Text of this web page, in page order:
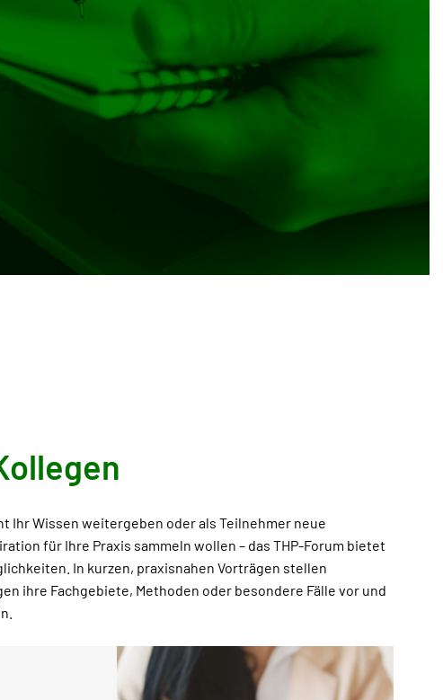
Ihr Wissen weitergeben oder als Teilnehmer neue
für Ihre Praxis sammeln wollen – das THP-Forum bietet
In kurzen, praxisnahen Vorträgen stellen
ihre Fachgebiete, Methoden oder besondere Fälle vor und